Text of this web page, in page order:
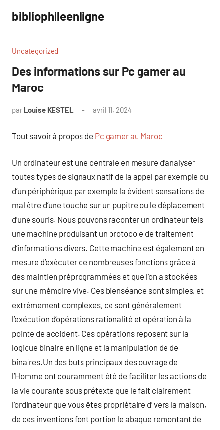
contenu
bibliophileenligne
Uncategorized
Des informations sur Pc gamer au
Maroc
par Louise KESTEL avril 11, 2024
Tout savoir à propos de Pc gamer au Maroc
Un ordinateur est une centrale en mesure d’analyser
toutes types de signaux natif de la appel par exemple ou
d’un périphérique par exemple la évident sensations de
mal être d’une touche sur un pupitre ou le déplacement
d’une souris. Nous pouvons raconter un ordinateur tels
une machine produisant un protocole de traitement
d’informations divers. Cette machine est également en
mesure d’exécuter de nombreuses fonctions grâce à
des maintien préprogrammées et que l’on a stockées
sur une mémoire vive. Ces bienséance sont simples, et
extrêmement complexes, ce sont généralement
l’exécution d’opérations rationalité et opération à la
pointe de accident. Ces opérations reposent sur la
logique binaire en ligne et la manipulation de de
binaires.Un des buts principaux des ouvrage de
l’Homme ont couramment été de faciliter les actions de
la vie courante sous prétexte que le fait clairement
l’ordinateur que vous êtes propriétaire d’ vers la maison,
de ces inventions font portion le abaque remontant de